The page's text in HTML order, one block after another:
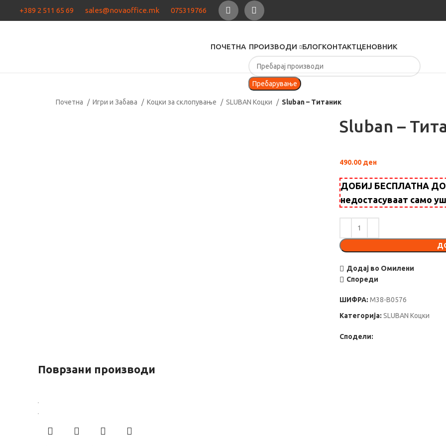
+389 2 511 65 69 sales@novaoffice.mk 075319766
ПОЧЕТНА ПРОИЗВОДИ БЛОГКОНТАКТЦЕНОВНИК
Пребарување
Почетна Игри и Забава Коцки за склопување SLUBAN Коцки Sluban – Титаник
Sluban –
490.00 ден
ДОБИЈ БЕСПЛАТНА
недостасуваат само
Додај во Омилени
Спореди
ШИФРА: M38-B0576
Категорија: SLUBAN Коцки
Сподели:
Поврзани производи